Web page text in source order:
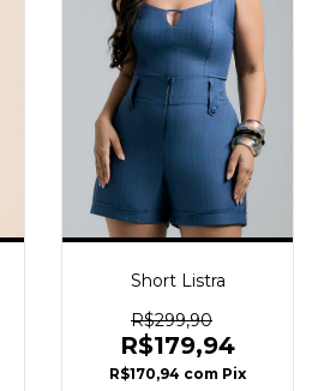
Short Listra
R$299,90
R$179,94
R$170,94 com Pix